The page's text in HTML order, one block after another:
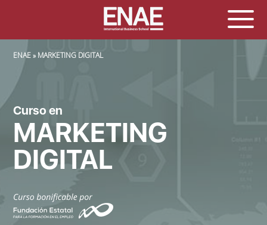
SOBRESCRIBIR ENLACES DE AYUDA A LA NAVEGACIÓN
ENAE MARKETING DIGITAL
Curso en
MARKETING
DIGITAL